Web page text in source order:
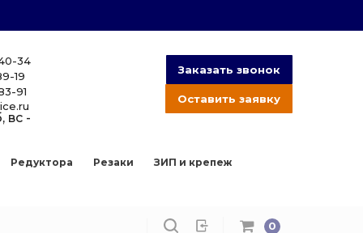
Редуктора Резаки ЗИП и крепеж
0
34
19
91
вс -
Заказать звонок
Оставить заявку